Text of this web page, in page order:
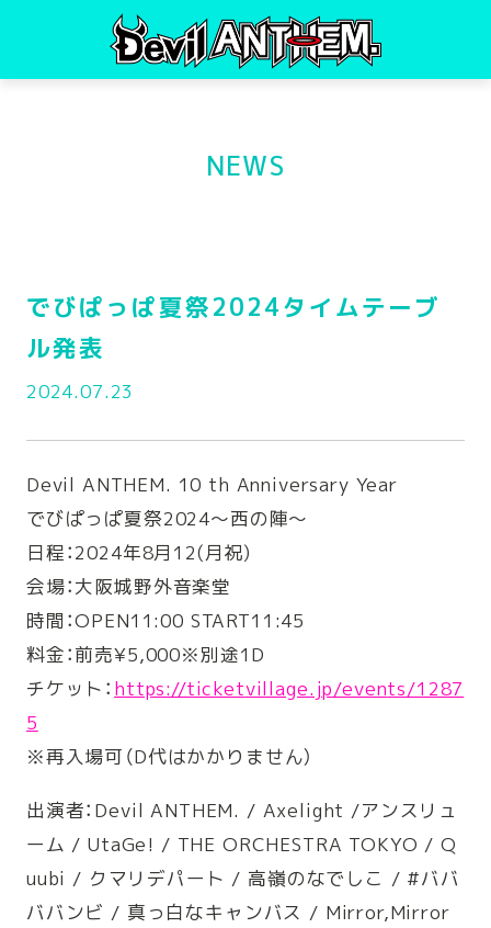
NEWS
でびぱっぱ夏祭2024タイムテーブ
ル発表
2024.07.23
Devil ANTHEM. 10 th Anniversary Year
でびぱっぱ夏祭2024〜西の陣〜
日程：2024年8月 12(月祝)
会場：大阪城野外音楽堂
時間：OPEN11:00 START11:45
料金：前売¥5,000※別途1D
チケット ： https://ticketvillage.jp/events/1287
5
※再入場可（D代はかかりません）
出演者：Devil ANTHEM. / Axelight /アンスリュ
ーム / UtaGe! / THE ORCHESTRA TOKYO / Q
uubi / クマリデパート / 高嶺のなでしこ / #ババ
ババンビ / 真っ白なキャンバス / Mirror,Mirror